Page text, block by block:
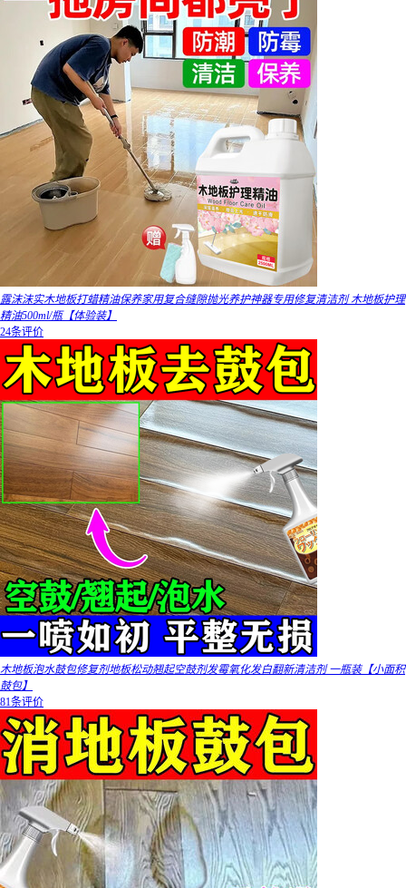
露沫沫实木地板打蜡精油保养家用复合缝隙抛光养护神器专用修复清洁剂 木地板护理
精油500ml/瓶【体验装】
24条评价
木地板泡水鼓包修复剂地板松动翘起空鼓剂发霉氧化发白翻新清洁剂 一瓶装【小面积
鼓包】
81条评价